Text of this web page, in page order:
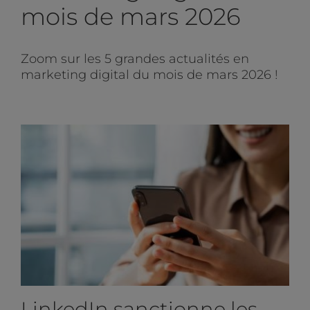
mois de mars 2026
Zoom sur les 5 grandes actualités en
marketing digital du mois de mars 2026 !